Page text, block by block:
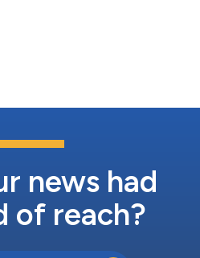
pour la quatrième
validation approbation de
news had
of reach?